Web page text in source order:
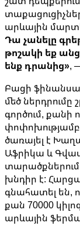
արևային
Դա չանելը
թոշակի եք
ենք դրանից»,
Բացի
մեծ
գործում, քանի
ծառայել է
Աֆրիկա և
խնդիր է:
գնահատել են,
քան 70000
արևային